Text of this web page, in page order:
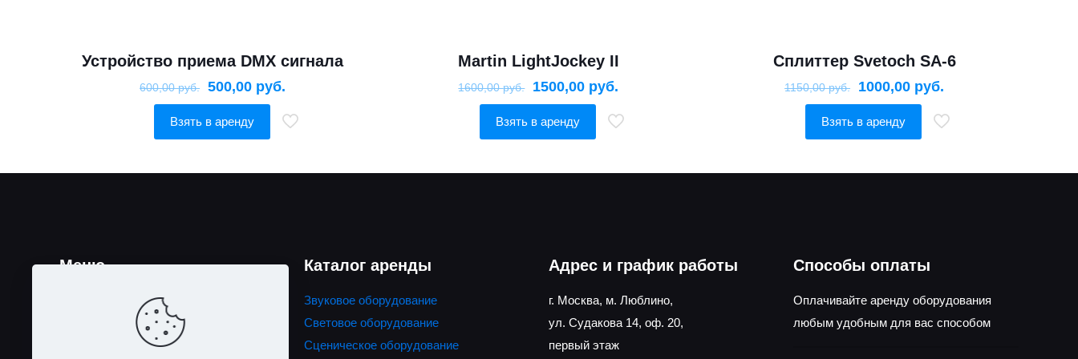
Устройство приема DMX сигнала
600,00руб. 500,00 руб.
Взять в аренду
Martin LightJockey II
1600,00руб. 1500,00 руб.
Взять в аренду
Сплиттер Svetoch SA-6
1150,00руб. 1000,00 руб.
Взять в аренду
Меню Каталог аренды
Звуковое оборудование
Световое оборудование
Сценическое оборудование
Адрес и график работы
г. Москва, м. Люблино,
ул. Судакова 14, оф. 20,
первый этаж
Способы оплаты
Оплачивайте аренду оборудования
любым удобным для вас способом